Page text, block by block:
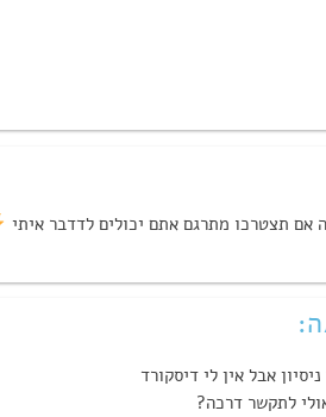
אם תצטרכו מתרגם אתם יכולים לדדבר איתי
אבל אין לי דיסקורד
לתקשר דרכה?